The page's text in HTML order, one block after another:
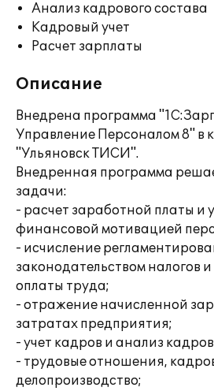
Анализ кадрового состава
Кадровый учет
Расчет зарплаты
Описание
Внедрена программа
Управление Персоналом 8"
"Ульяновск ТИСИ".
Внедренная программа
задачи:
- расчет заработной платы и
финансовой мотивацией
- исчисление
законодательством налогов
оплаты труда;
- отражение начисленной
затратах предприятия;
- учет кадров и анализ
- трудовые отношения,
делопроизводство;